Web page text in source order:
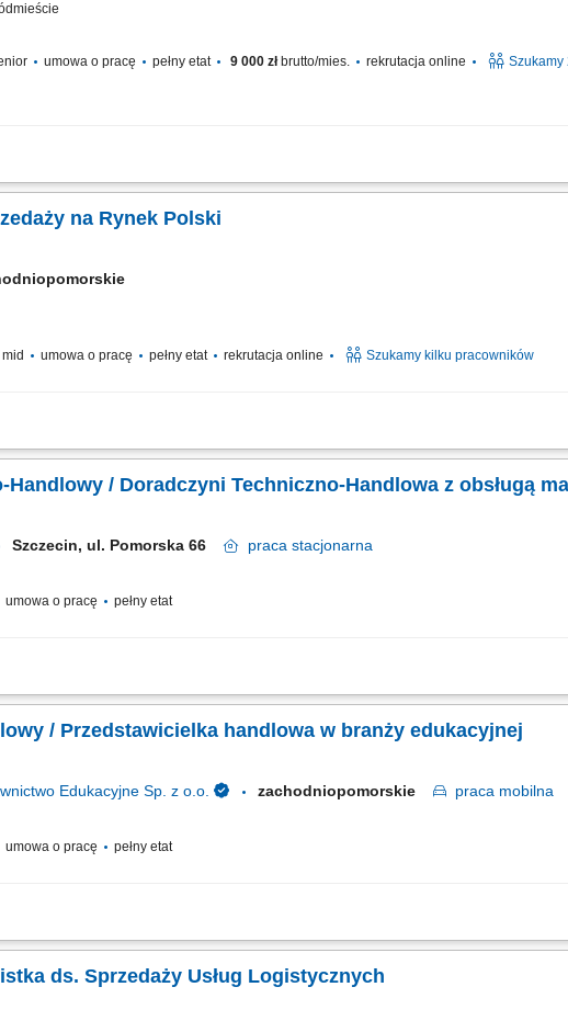
umowa o pracę pełny etat 9 000 złbrutto/mies. rekrutacja online Szukamy
with German – Hybrid, working on site in Warsaw, Poland, you’ll be a part of bringing
na Rynek Polski
umowa o pracę pełny etat rekrutacja online Szukamy kilku pracowników
kontakt telefoniczny z klientami zainteresowanymi naszymi produktami Sprzedaż usług
Handlowy / Doradczyni Techniczno-Handlowa z obsługą
Szczecin, ul. Pomorska 66 praca stacjonarna
umowa o pracę pełny etat
dla klientów; Prowadzenie gospodarki magazynowej; Bezpośrednia obsługa
/ Przedstawicielka handlowa w branży edukacyjnej
Edukacyjne Sp. z o.o. zachodniopomorskie praca mobilna
umowa o pracę pełny etat
klientów instytucjonalnych i realizowanie polityki sprzedażowej w przydzielonym
ds. Sprzedaży Usług Logistycznych